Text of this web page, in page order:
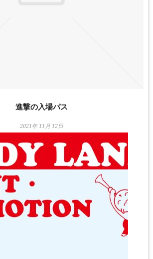
進撃の入場パス
2021年 11月 12日